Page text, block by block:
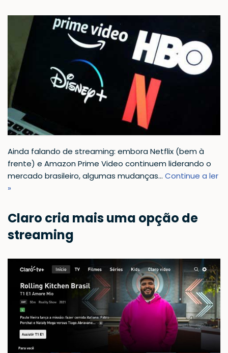
Ainda falando de streaming: embora Netflix (bem à
frente) e Amazon Prime Video continuem liderando o
mercado brasileiro, algumas mudanças… Continue a ler
»
Claro cria mais uma opção de
streaming